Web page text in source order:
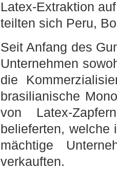
Latex-Extraktion
teilten sich Peru,
Seit Anfang des
Unternehmen
die
brasilianische
von Latex-
belieferten, welche
mächtige
verkauften.